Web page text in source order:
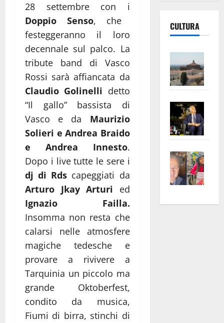
28 settembre con i
Doppio Senso, che
festeggeranno il loro
decennale sul palco. La
tribute band di Vasco
Rossi sarà affiancata da
Claudio Golinelli detto
“Il gallo” bassista di
Vasco e da Maurizio
Solieri e Andrea Braido
e Andrea Innesto.
Dopo i live tutte le sere i
dj di Rds capeggiati da
Arturo Jkay Arturi ed
Ignazio Failla.
Insomma non resta che
calarsi nelle atmosfere
magiche tedesche e
provare a rivivere a
Tarquinia un piccolo ma
grande Oktoberfest,
condito da musica,
Fiumi di birra, stinchi di
CULTURA
euro
apre